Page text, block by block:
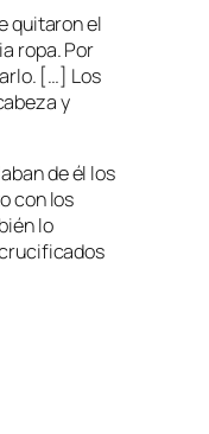
quitaron el
ropa. Por
[…] Los
y
de él los
con los
lo